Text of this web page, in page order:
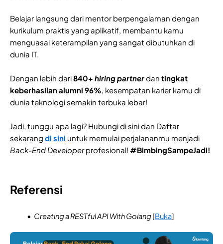
Belajar langsung dari mentor berpengalaman dengan
kurikulum praktis yang aplikatif, membantu kamu
menguasai keterampilan yang sangat dibutuhkan di
dunia IT.
Dengan lebih dari840+ hiring partnerdan tingkat
keberhasilan alumni 96%, kesempatan karier kamu di
dunia teknologi semakin terbuka lebar!
Jadi, tunggu apa lagi? Hubungi di sini dan Daftar
sekarang di sini untuk memulai perjalananmu menjadi
Back-End Developerprofesional! #BimbingSampeJadi!
Referensi
Creating a RESTful API With Golang [Buka]